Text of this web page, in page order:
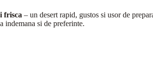
frisca – un desert rapid, gustos si usor de
indemana si de preferinte.